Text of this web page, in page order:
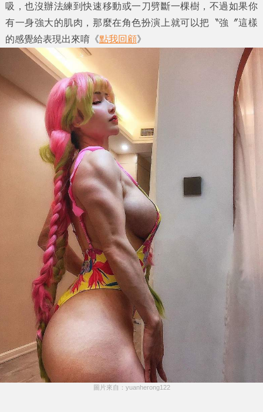
吸，也沒辦法練到快速移動或一刀劈斷一棵樹，不過如果你
有一身強大的肌肉，那麼在角色扮演上就可以把〝強〞這樣
的感覺給表現出來唷《點我回顧》
圖片來自：yuanherong122